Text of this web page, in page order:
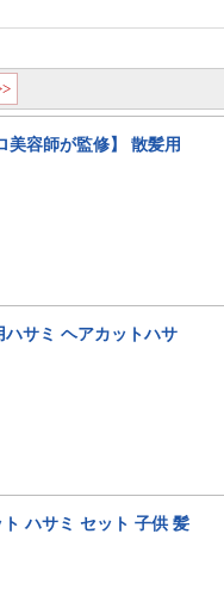
美容師が監修】 散髪用
ハサミ ヘアカットハサ
ハサミ セット 子供 髪